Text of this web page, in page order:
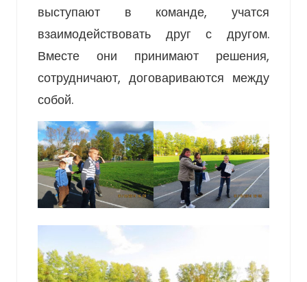
выступают в команде, учатся
взаимодействовать друг с другом.
Вместе они принимают решения,
сотрудничают, договариваются между
собой.